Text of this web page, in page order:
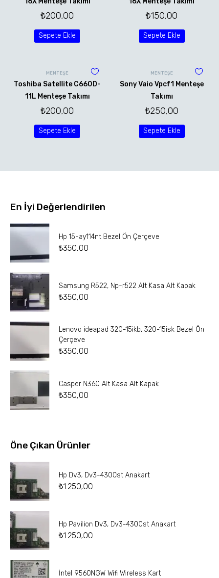
₺200,00
Sepete Ekle
₺150,00
Sepete Ekle
MENTEŞE
Toshiba Satellite C660D-
11L Menteşe Takımı
₺200,00
Sepete Ekle
MENTEŞE
Sony Vaio Vpcf1 Menteşe
Takımı
₺250,00
Sepete Ekle
En İyi Değerlendirilen
Hp 15-ay114nt Bezel Ön Çerçeve
₺350,00
Samsung R522, Np-r522 Alt Kasa Alt Kapak
₺350,00
Lenovo ideapad 320-15ikb, 320-15isk Bezel Ön
Çerçeve
₺350,00
Casper N360 Alt Kasa Alt Kapak
₺350,00
Öne Çıkan Ürünler
Hp Dv3, Dv3-4300st Anakart
₺1.250,00
Hp Pavilion Dv3, Dv3-4300st Anakart
₺1.250,00
İntel 9560NGW Wifi Wireless Kart